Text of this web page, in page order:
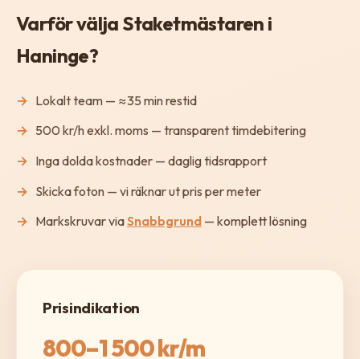
Varför välja Staketmästaren i
Haninge?
Lokalt team — ≈35 min restid
500 kr/h exkl. moms — transparent timdebitering
Inga dolda kostnader — daglig tidsrapport
Skicka foton — vi räknar ut pris per meter
Markskruvar viaSnabbgrund — komplett lösning
Prisindikation
800–1 500 kr/m